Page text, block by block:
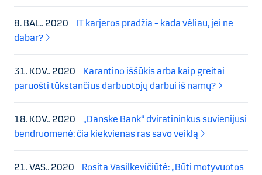
8. BAL.. 2020
IT karjeros pradžia – kada vėliau, jei ne
dabar?
31. KOV.. 2020
Karantino iššūkis arba kaip greitai
paruošti tūkstančius darbuotojų darbui iš namų?
18. KOV.. 2020
„Danske Bank“ dviratininkus suvienijusi
bendruomenė: čia kiekvienas ras savo veiklą
21. VAS.. 2020
Rosita Vasilkevičiūtė: „Būti motyvuotos